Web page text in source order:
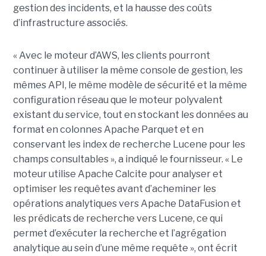
gestion des incidents, et la hausse des coûts
d’infrastructure associés.
« Avec le moteur d’AWS, les clients pourront
continuer à utiliser la même console de gestion, les
mêmes API, le même modèle de sécurité et la même
configuration réseau que le moteur polyvalent
existant du service, tout en stockant les données au
format en colonnes Apache Parquet et en
conservant les index de recherche Lucene pour les
champs consultables », a indiqué le fournisseur. « Le
moteur utilise Apache Calcite pour analyser et
optimiser les requêtes avant d’acheminer les
opérations analytiques vers Apache DataFusion et
les prédicats de recherche vers Lucene, ce qui
permet d’exécuter la recherche et l’agrégation
analytique au sein d’une même requête », ont écrit